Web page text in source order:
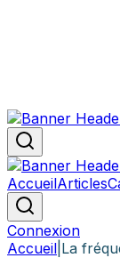
AccueilArticles
Connexion
Accueil La